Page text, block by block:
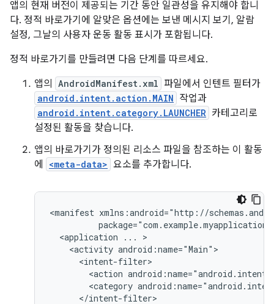
앱의 현재 버전이 제공되는 기간 동안 일관성을 유지해야 합니
다. 정적 바로가기에 알맞은 옵션에는 보낸 메시지 보기, 알람
설정, 그날의 사용자 운동 활동 표시가 포함됩니다.
정적 바로가기를 만들려면 다음 단계를 따르세요.
앱의
AndroidManifest.xml 파일에서 인텐트 필터가
android.intent.action.MAIN 작업과
android.intent.category.LAUNCHER 카테고리로
설정된 활동을 찾습니다.
앱의 바로가기가 정의된 리소스 파일을 참조하는 이 활동
에
<meta-data> 요소를 추가합니다.
<manifest
<application ...
<activity
<action
<category